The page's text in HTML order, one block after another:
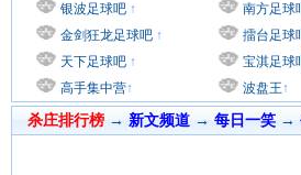
银波足球吧 ↑
金剑狂龙足球吧 ↑
天下足球吧 ↑
高手集中营↑
南方足球
擂台足球
宝淇足球
波盘王↑
杀庄排行榜 → 新文频道→ 每日一笑 →